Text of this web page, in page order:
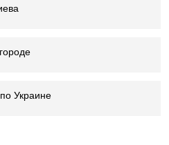
Украине